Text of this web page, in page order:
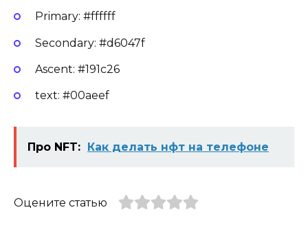
Primary: #ffffff
Secondary: #d6047f
Ascent: #191c26
text: #00aeef
Про NFT: Как делать нфт на телефоне
Оцените статью